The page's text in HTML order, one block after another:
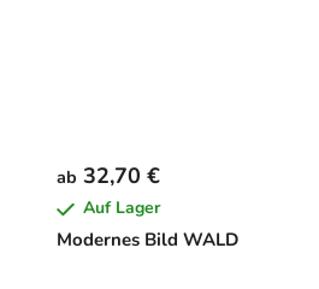
Modernes Bild WALD
ab 32,70 €
Auf Lager